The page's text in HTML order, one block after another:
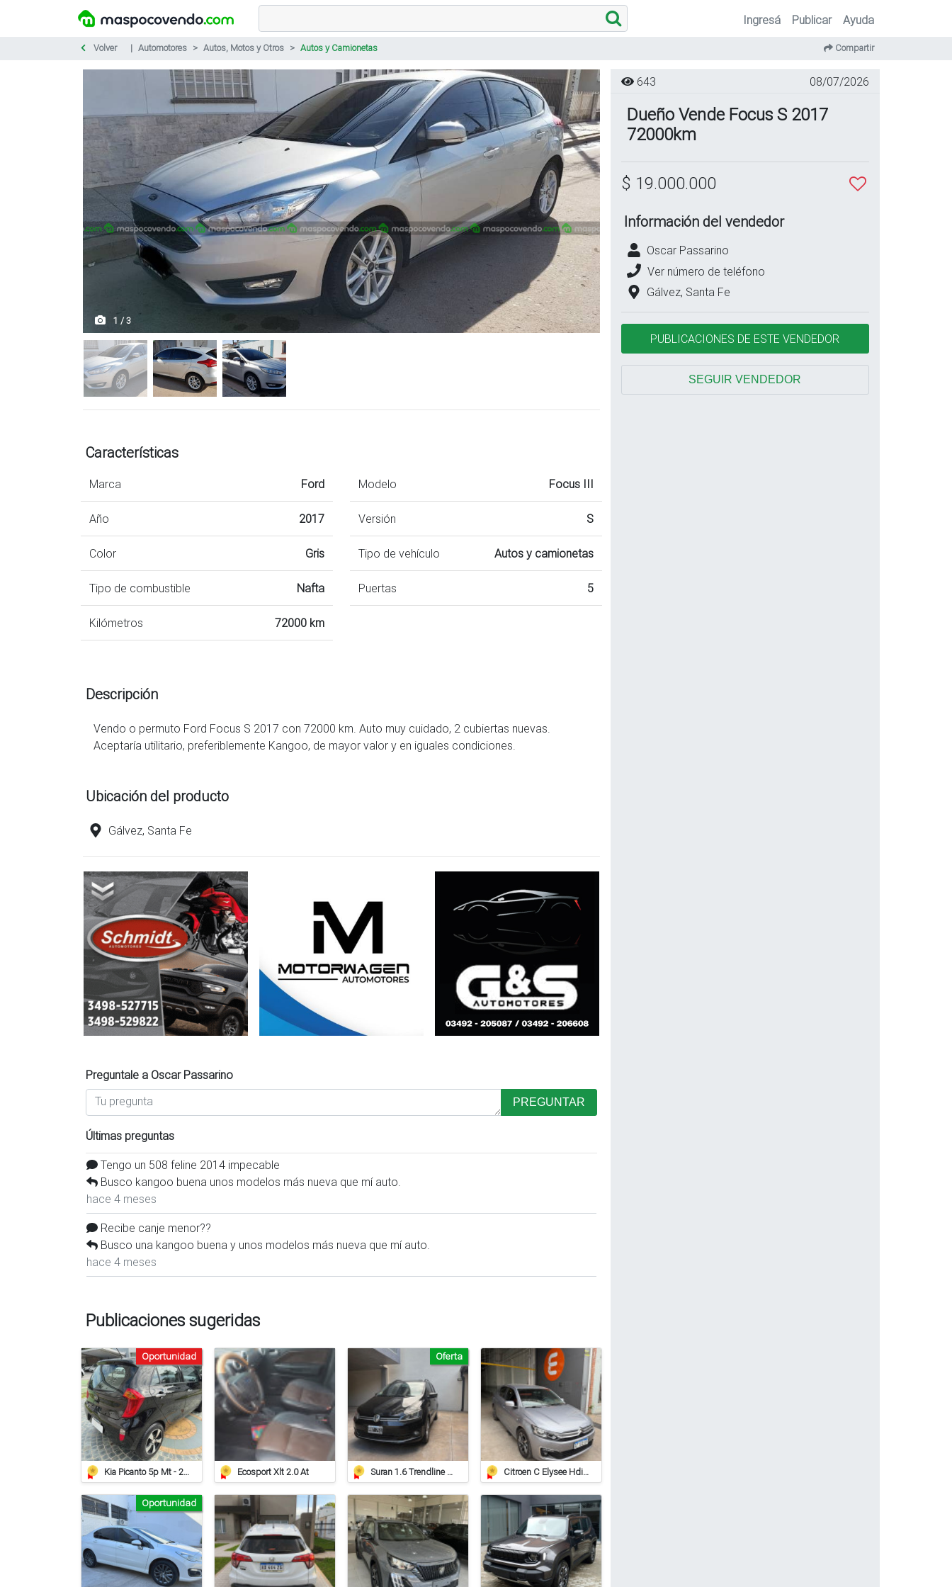
Ingresá Publicar Ayuda
Volver Automotores Autos, Motos y Otros Autos y Camionetas Compartir
1 / 3
Características
Marca Ford
Año 2017
Color Gris
Tipo de combustible Nafta
Kilómetros 72000 km
Modelo Focus III
Versión S
Tipo de vehículo Autos y camionetas
Puertas 5
Descripción
Vendo o permuto Ford Focus S 2017 con 72000 km. Auto muy cuidado, 2 cubiertas nuevas.
Aceptaría utilitario, preferiblemente Kangoo, de mayor valor y en iguales condiciones.
Ubicación del producto
Gálvez, Santa Fe
Preguntale a Oscar Passarino
PREGUNTAR
Últimas preguntas
Tengo un 508 feline 2014 impecable
Busco kangoo buena unos modelos más nueva que mí auto.
hace 4 meses
Recibe canje menor??
Busco una kangoo buena y unos modelos más nueva que mí auto.
hace 4 meses
Publicaciones sugeridas
Kia Picanto 5p Mt - 2014 - 97.000km
Oportunidad
Ecosport Xlt 2.0 At Suran 1.6 Trendline 2015 – Impecable
Oferta
Citroen C Elysee Hdi Feel 2018
Oportunidad
643 08/07/2026
Dueño Vende Focus S 2017
72000km
$ 19.000.000
Información del vendedor
Oscar Passarino
Ver número de teléfono
Gálvez, Santa Fe
PUBLICACIONES DE ESTE VENDEDOR
SEGUIR VENDEDOR